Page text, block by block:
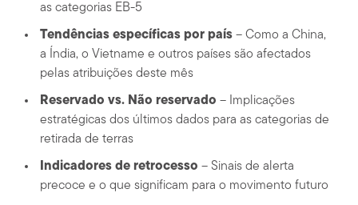
as categorias EB-5
Tendências específicas por país– Como a China,
a Índia, o Vietname e outros países são afectados
pelas atribuições deste mês
Reservado vs. Não reservado – Implicações
estratégicas dos últimos dados para as categorias de
retirada de terras
Indicadores de retrocesso – Sinais de alerta
precoce e o que significam para o movimento futuro